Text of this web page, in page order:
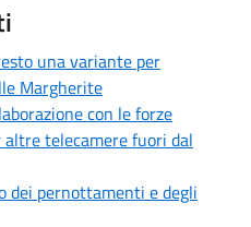
una variante per
Margherite
con le forze
altre telecamere fuori dal
dei pernottamenti e degli